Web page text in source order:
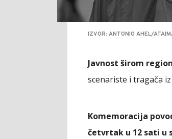
IZVOR: ANTONIO AHEL/
Javnost širom
scenariste i tragača
Komemoracija
četvrtak u 12 sati u